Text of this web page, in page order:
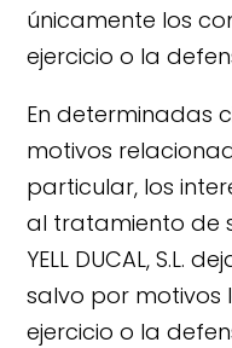
únicamente los
ejercicio o la
En determinadas
motivos
particular, los
al tratamiento de
YELL DUCAL, S.L.
salvo por motivos
ejercicio o la